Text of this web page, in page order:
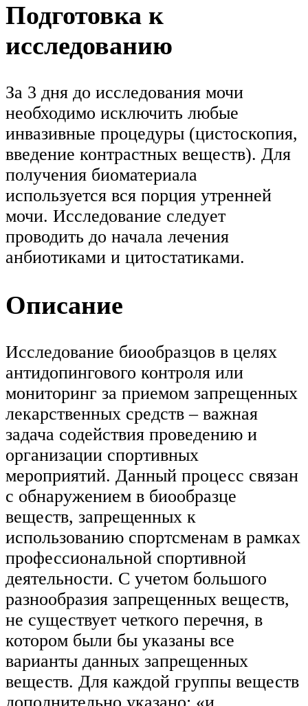
Подготовка к
исследованию
За 3 дня до исследования мочи
необходимо исключить любые
инвазивные процедуры (цистоскопия,
введение контрастных веществ). Для
получения биоматериала
используется вся порция утренней
мочи. Исследование следует
проводить до начала лечения
анбиотиками и цитостатиками.
Описание
Исследование биообразцов в целях
антидопингового контроля или
мониторинг за приемом запрещенных
лекарственных средств – важная
задача содействия проведению и
организации спортивных
мероприятий. Данный процесс связан
с обнаружением в биообразце
веществ, запрещенных к
использованию спортсменам в рамках
профессиональной спортивной
деятельности. С учетом большого
разнообразия запрещенных веществ,
не существует четкого перечня, в
котором были бы указаны все
варианты данных запрещенных
веществ. Для каждой группы веществ
дополнительно указано: «и